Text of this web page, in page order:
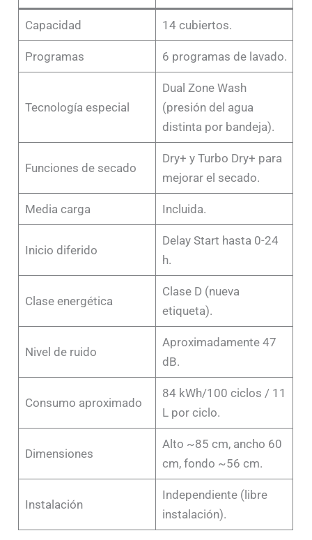
Capacidad 14 cubiertos.
Programas 6 programas de lavado.
Tecnología especial
Dual Zone Wash
(presión del agua
distinta por bandeja).
Funciones de secado
Dry+ y Turbo Dry+ para
mejorar el secado.
Media carga Incluida.
Inicio diferido
Delay Start hasta 0-24
h.
Clase energética
Clase D (nueva
etiqueta).
Nivel de ruido
Aproximadamente 47
dB.
Consumo aproximado
84 kWh/100 ciclos / 11
L por ciclo.
Dimensiones
Alto ~85 cm, ancho 60
cm, fondo ~56 cm.
Instalación
Independiente (libre
instalación).